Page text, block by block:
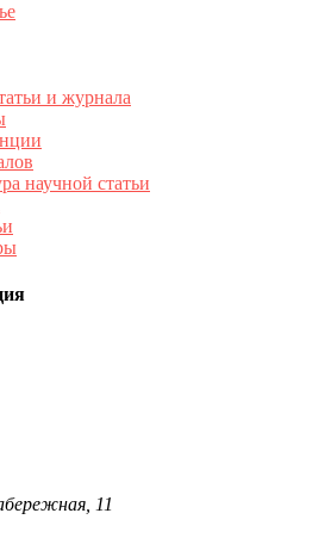
и журнала
научной статьи
11